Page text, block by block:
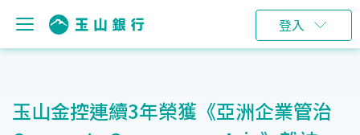
登入
玉山金控連續3年榮獲《亞洲企業管治